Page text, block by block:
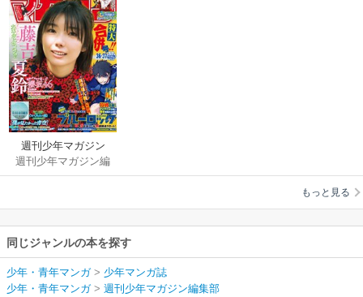
週刊少年マガジン
週刊少年マガジン編
集部
もっと見る
同じジャンルの本を探す
少年・青年マンガ> 少年マンガ誌
少年・青年マンガ> 週刊少年マガジン編集部